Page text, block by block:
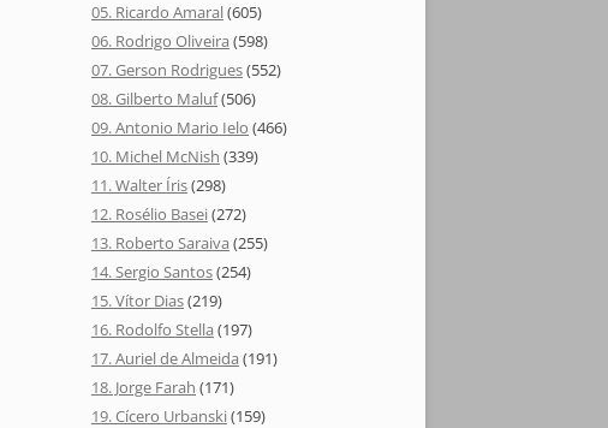
05. Ricardo Amaral(605)
06. Rodrigo Oliveira (598)
07. Gerson Rodrigues(552)
08. Gilberto Maluf(506)
09. Antonio Mario Ielo (466)
10. Michel McNish (339)
11. Walter Íris(298)
12. Rosélio Basei(272)
13. Roberto Saraiva (255)
14. Sergio Santos(254)
15. Vítor Dias(219)
16. Rodolfo Stella (197)
17. Auriel de Almeida (191)
18. Jorge Farah (171)
19. Cícero Urbanski(159)